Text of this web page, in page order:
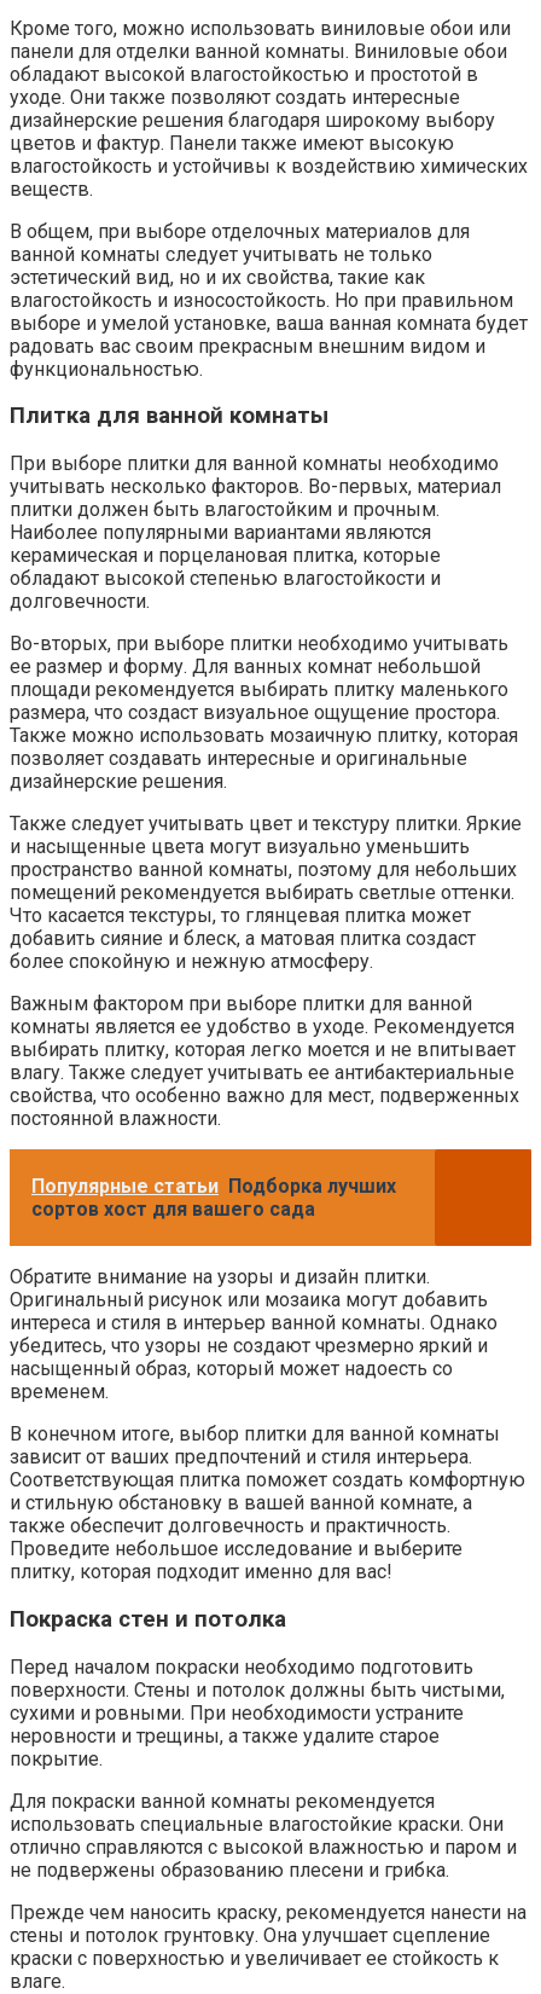
Кроме того, можно использовать виниловые обои или
панели для отделки ванной комнаты. Виниловые обои
обладают высокой влагостойкостью и простотой в
уходе. Они также позволяют создать интересные
дизайнерские решения благодаря широкому выбору
цветов и фактур. Панели также имеют высокую
влагостойкость и устойчивы к воздействию химических
веществ.
В общем, при выборе отделочных материалов для
ванной комнаты следует учитывать не только
эстетический вид, но и их свойства, такие как
влагостойкость и износостойкость. Но при правильном
выборе и умелой установке, ваша ванная комната будет
радовать вас своим прекрасным внешним видом и
функциональностью.
Плитка для ванной комнаты
При выборе плитки для ванной комнаты необходимо
учитывать несколько факторов. Во-первых, материал
плитки должен быть влагостойким и прочным.
Наиболее популярными вариантами являются
керамическая и порцелановая плитка, которые
обладают высокой степенью влагостойкости и
долговечности.
Во-вторых, при выборе плитки необходимо учитывать
ее размер и форму. Для ванных комнат небольшой
площади рекомендуется выбирать плитку маленького
размера, что создаст визуальное ощущение простора.
Также можно использовать мозаичную плитку, которая
позволяет создавать интересные и оригинальные
дизайнерские решения.
Также следует учитывать цвет и текстуру плитки. Яркие
и насыщенные цвета могут визуально уменьшить
пространство ванной комнаты, поэтому для небольших
помещений рекомендуется выбирать светлые оттенки.
Что касается текстуры, то глянцевая плитка может
добавить сияние и блеск, а матовая плитка создаст
более спокойную и нежную атмосферу.
Важным фактором при выборе плитки для ванной
комнаты является ее удобство в уходе. Рекомендуется
выбирать плитку, которая легко моется и не впитывает
влагу. Также следует учитывать ее антибактериальные
свойства, что особенно важно для мест, подверженных
постоянной влажности.
Популярные статьи Подборка лучших
сортов хост для вашего сада
Обратите внимание на узоры и дизайн плитки.
Оригинальный рисунок или мозаика могут добавить
интереса и стиля в интерьер ванной комнаты. Однако
убедитесь, что узоры не создают чрезмерно яркий и
насыщенный образ, который может надоесть со
временем.
В конечном итоге, выбор плитки для ванной комнаты
зависит от ваших предпочтений и стиля интерьера.
Соответствующая плитка поможет создать комфортную
и стильную обстановку в вашей ванной комнате, а
также обеспечит долговечность и практичность.
Проведите небольшое исследование и выберите
плитку, которая подходит именно для вас!
Покраска стен и потолка
Перед началом покраски необходимо подготовить
поверхности. Стены и потолок должны быть чистыми,
сухими и ровными. При необходимости устраните
неровности и трещины, а также удалите старое
покрытие.
Для покраски ванной комнаты рекомендуется
использовать специальные влагостойкие краски. Они
отлично справляются с высокой влажностью и паром и
не подвержены образованию плесени и грибка.
Прежде чем наносить краску, рекомендуется нанести на
стены и потолок грунтовку. Она улучшает сцепление
краски с поверхностью и увеличивает ее стойкость к
влаге.